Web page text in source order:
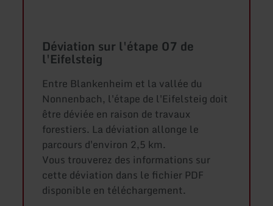
Déviation sur l'étape 07 de
l'Eifelsteig
Entre Blankenheim et la vallée du
Nonnenbach, l'étape de l'Eifelsteig doit
être déviée en raison de travaux
forestiers. La déviation allonge le
parcours d'environ 2,5 km.
Vous trouverez des informations sur
cette déviation dans le fichier PDF
disponible en téléchargement.